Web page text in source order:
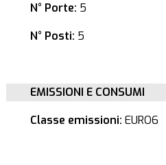
N° Porte: 5
N° Posti: 5
EMISSIONI E CONSUMI
Classe emissioni: EURO6